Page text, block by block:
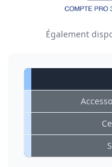
Également